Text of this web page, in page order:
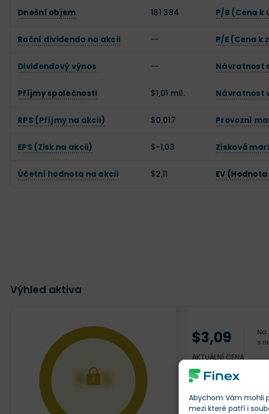
Abychom Vám mohli
mezi které patří i
Dnešní objem 181 384 P/B (Cena
Roční dividenda na akcii -- P/E (Cena k
Dividendový výnos -- Návratnost
Příjmy společnosti $1,01 mil. Návratnost
RPS (Příjmy na akcii) $0,017 Provozní
EPS (Zisk na akcii) $-1,03 Zisková
Účetní hodnota na akcii $2,11 EV
Výhled aktiva
XXX
$3,09
AKTUÁLNÍ CENA
s